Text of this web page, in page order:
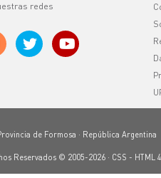
redes
de Formosa · República Argentina
Reservados © 2005-2026 · CSS - HTML